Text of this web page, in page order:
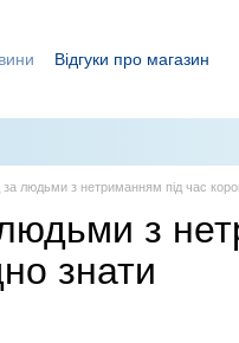
Відгуки про магазин
за людьми з нетриманням під час
з
знати